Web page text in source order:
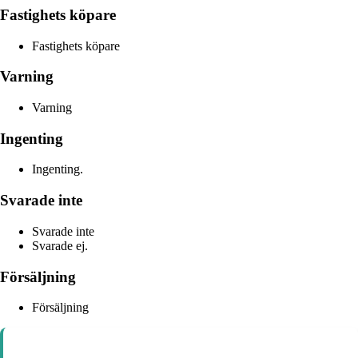
Fastighets köpare
Fastighets köpare
Varning
Varning
Ingenting
Ingenting.
Svarade inte
Svarade inte
Svarade ej.
Försäljning
Försäljning